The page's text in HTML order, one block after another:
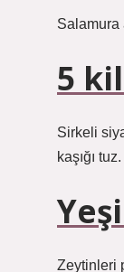
Salamura
5
Sirkeli
kaşığı tuz.
Zeytinleri